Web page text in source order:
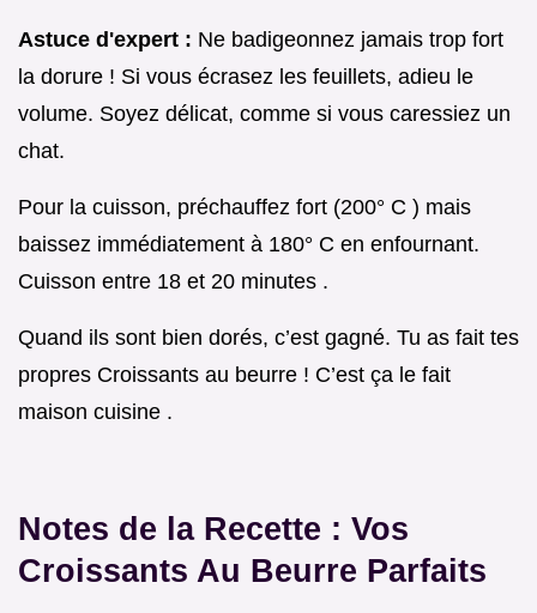
Astuce d'expert : Ne badigeonnez jamais trop fort
la dorure ! Si vous écrasez les feuillets, adieu le
volume. Soyez délicat, comme si vous caressiez un
chat.
Pour la cuisson, préchauffez fort (200° C ) mais
baissez immédiatement à 180° C en enfournant.
Cuisson entre 18 et 20 minutes .
Quand ils sont bien dorés, c’est gagné. Tu as fait tes
propres Croissants au beurre ! C’est ça le fait
maison cuisine .
Notes de la Recette : Vos
Croissants Au Beurre Parfaits